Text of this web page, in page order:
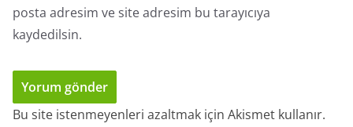
posta adresim ve site adresim bu tarayıcıya
kaydedilsin.
Bu site istenmeyenleri azaltmak için Akismet kullanır.